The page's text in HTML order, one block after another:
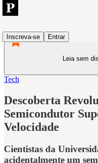
Inscreva-se
Entrar
Leia sem
Tech
Descoberta
Semicondutor
Velocidade
Cientistas da
acidentalmente um